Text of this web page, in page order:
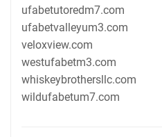
ufabetutoredm7.com
ufabetvalleyum3.com
veloxview.com
westufabetm3.com
whiskeybrothersllc.com
wildufabetum7.com